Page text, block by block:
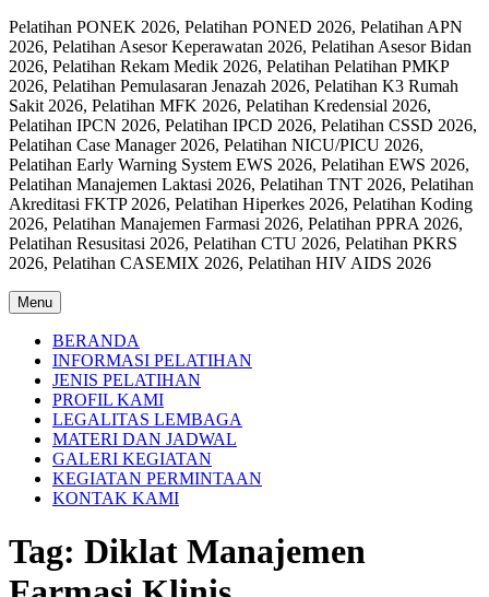
Pelatihan PONEK 2026, Pelatihan PONED 2026, Pelatihan APN
2026, Pelatihan Asesor Keperawatan 2026, Pelatihan Asesor Bidan
2026, Pelatihan Rekam Medik 2026, Pelatihan Pelatihan PMKP
2026, Pelatihan Pemulasaran Jenazah 2026, Pelatihan K3 Rumah
Sakit 2026, Pelatihan MFK 2026, Pelatihan Kredensial 2026,
Pelatihan IPCN 2026, Pelatihan IPCD 2026, Pelatihan CSSD 2026,
Pelatihan Case Manager 2026, Pelatihan NICU/PICU 2026,
Pelatihan Early Warning System EWS 2026, Pelatihan EWS 2026,
Pelatihan Manajemen Laktasi 2026, Pelatihan TNT 2026, Pelatihan
Akreditasi FKTP 2026, Pelatihan Hiperkes 2026, Pelatihan Koding
2026, Pelatihan Manajemen Farmasi 2026, Pelatihan PPRA 2026,
Pelatihan Resusitasi 2026, Pelatihan CTU 2026, Pelatihan PKRS
2026, Pelatihan CASEMIX 2026, Pelatihan HIV AIDS 2026
Menu
BERANDA
INFORMASI PELATIHAN
JENIS PELATIHAN
PROFIL KAMI
LEGALITAS LEMBAGA
MATERI DAN JADWAL
GALERI KEGIATAN
KEGIATAN PERMINTAAN
KONTAK KAMI
Tag: Diklat Manajemen